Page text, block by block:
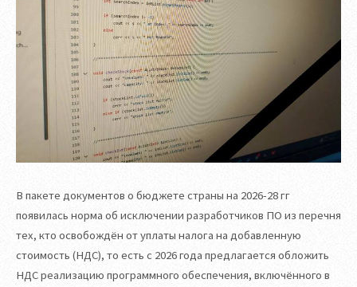
В пакете документов о бюджете страны на 2026-28 гг
появилась норма об исключении разработчиков ПО из перечня
тех, кто освобождён от уплаты налога на добавленную
стоимость (НДС), то есть с 2026 года предлагается обложить
НДС реализацию программного обеспечения, включённого в